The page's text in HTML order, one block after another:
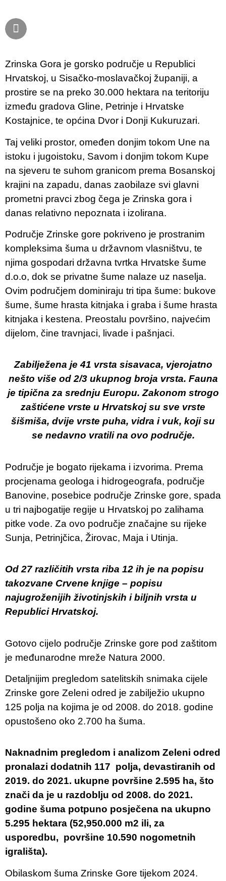
Zrinska Gora je gorsko područje u Republici
Hrvatskoj, u Sisačko-moslavačkoj županiji, a
prostire se na preko 30.000 hektara na teritoriju
između gradova Gline, Petrinje i Hrvatske
Kostajnice, te općina Dvor i Donji Kukuruzari.
Taj veliki prostor, omeđen donjim tokom Une na
istoku i jugoistoku, Savom i donjim tokom Kupe
na sjeveru te suhom granicom prema Bosanskoj
krajini na zapadu, danas zaobilaze svi glavni
prometni pravci zbog čega je Zrinska gora i
danas relativno nepoznata i izolirana.
Područje Zrinske gore pokriveno je prostranim
kompleksima šuma u državnom vlasništvu, te
njima gospodari državna tvrtka Hrvatske šume
d.o.o, dok se privatne šume nalaze uz naselja.
Ovim područjem dominiraju tri tipa šume: bukove
šume, šume hrasta kitnjaka i graba i šume hrasta
kitnjaka i kestena. Preostalu površino, najvećim
dijelom, čine travnjaci, livade i pašnjaci.
Zabilježena je 41 vrsta sisavaca, vjerojatno
nešto više od 2/3 ukupnog broja vrsta. Fauna
je tipična za srednju Europu. Zakonom strogo
zaštićene vrste u Hrvatskoj su sve vrste
šišmiša, dvije vrste puha, vidra i vuk, koji su
se nedavno vratili na ovo područje.
Područje je bogato rijekama i izvorima. Prema
procjenama geologa i hidrogeografa, područje
Banovine, posebice područje Zrinske gore, spada
u tri najbogatije regije u Hrvatskoj po zalihama
pitke vode. Za ovo područje značajne su rijeke
Sunja, Petrinjčica, Žirovac, Maja i Utinja.
Od 27 različitih vrsta riba 12 ih je na popisu
takozvane Crvene knjige – popisu
najugroženijih životinjskih i biljnih vrsta u
Republici Hrvatskoj.
Gotovo cijelo područje Zrinske gore pod zaštitom
je međunarodne mreže Natura 2000.​
Detaljnijim pregledom satelitskih snimaka cijele
Zrinske gore Zeleni odred je zabilježio ukupno
125 polja na kojima je od 2008. do 2018. godine
opustošeno oko 2.700 ha šuma.
Naknadnim pregledom i analizom Zeleni odred
pronalazi dodatnih 117 polja, devastiranih od
2019. do 2021. ukupne površine 2.595 ha, što
znači da je u razdoblju od 2008. do 2021.
godine šuma potpuno posječena na ukupno
5.295 hektara (52,950.000 m2 ili, za
usporedbu, površine 10.590 nogometnih
igrališta).
Obilaskom šuma Zrinske Gore tijekom 2024.